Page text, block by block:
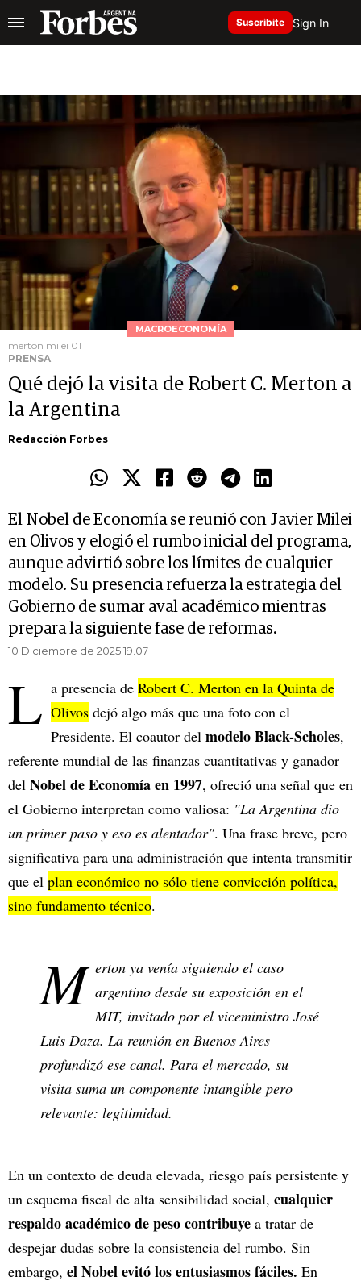
Suscribite Sign In
MACROECONOMÍA
merton milei 01
PRENSA
Qué dejó la visita de Robert C. Merton a
la Argentina
Redacción Forbes
El Nobel de Economía se reunió con Javier Milei
en Olivos y elogió el rumbo inicial del programa,
aunque advirtió sobre los límites de cualquier
modelo. Su presencia refuerza la estrategia del
Gobierno de sumar aval académico mientras
prepara la siguiente fase de reformas.
10 Diciembre de 2025 19.07
L a presencia de Robert C. Merton en la Quinta de
Olivos dejó algo más que una foto con el
Presidente. El coautor del modelo Black-Scholes,
referente mundial de las finanzas cuantitativas y ganador
del Nobel de Economía en 1997, ofreció una señal que en
el Gobierno interpretan como valiosa: "La Argentina dio
un primer paso y eso es alentador". Una frase breve, pero
significativa para una administración que intenta transmitir
que el plan económico no sólo tiene convicción política,
sino fundamento técnico.
M erton ya venía siguiendo el caso
argentino desde su exposición en el
MIT, invitado por el viceministro José
Luis Daza. La reunión en Buenos Aires
profundizó ese canal. Para el mercado, su
visita suma un componente intangible pero
relevante: legitimidad.
En un contexto de deuda elevada, riesgo país persistente y
un esquema fiscal de alta sensibilidad social, cualquier
respaldo académico de peso contribuye a tratar de
despejar dudas sobre la consistencia del rumbo. Sin
embargo, el Nobel evitó los entusiasmos fáciles. En